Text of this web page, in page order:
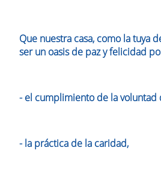
Que nuestra casa, como la tuya
ser un oasis de paz y felicidad
- el cumplimiento de la voluntad
- la práctica de la caridad,